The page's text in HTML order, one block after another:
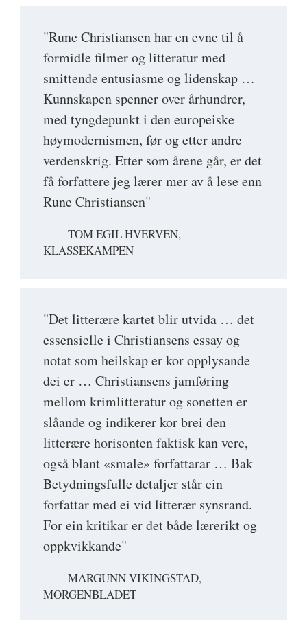
"Rune Christiansen har en evne til å
formidle filmer og litteratur med
smittende entusiasme og lidenskap …
Kunnskapen spenner over århundrer,
med tyngdepunkt i den europeiske
høymodernismen, før og etter andre
verdenskrig. Etter som årene går, er det
få forfattere jeg lærer mer av å lese enn
Rune Christiansen"
TOM EGIL HVERVEN,
KLASSEKAMPEN
"Det litterære kartet blir utvida … det
essensielle i Christiansens essay og
notat som heilskap er kor opplysande
dei er … Christiansens jamføring
mellom krimlitteratur og sonetten er
slåande og indikerer kor brei den
litterære horisonten faktisk kan vere,
også blant «smale» forfattarar … Bak
Betydningsfulle detaljer står ein
forfattar med ei vid litterær synsrand.
For ein kritikar er det både lærerikt og
oppkvikkande"
MARGUNN VIKINGSTAD,
MORGENBLADET